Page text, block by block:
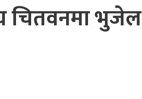
चितवनमा भुजेल